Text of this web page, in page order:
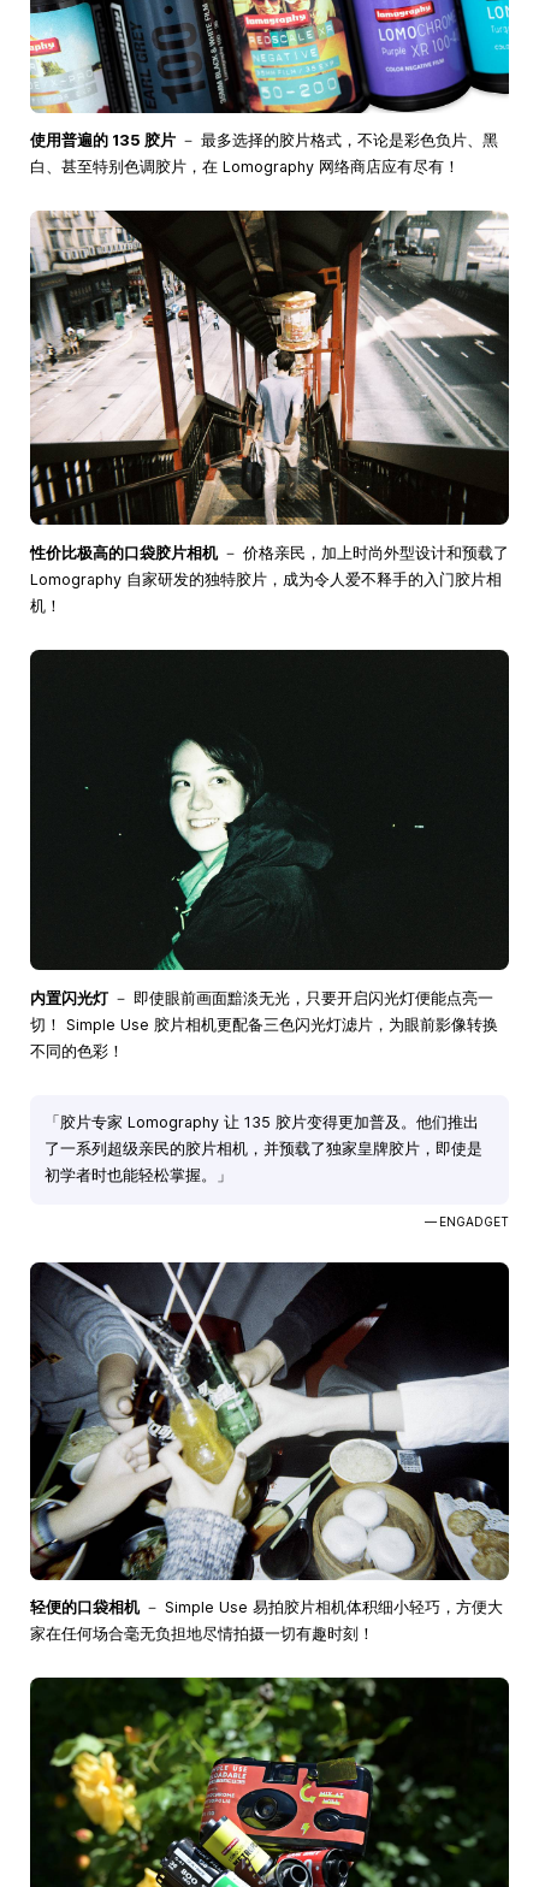
使用普遍的 135 胶片 － 最多选择的胶片格式，不论是彩色负片、黑
白、甚至特别色调胶片，在 Lomography 网络商店应有尽有！
性价比极高的口袋胶片相机－ 价格亲民，加上时尚外型设计和预载了
Lomography 自家研发的独特胶片，成为令人爱不释手的入门胶片相
机！
内置闪光灯 － 即使眼前画面黯淡无光，只要开启闪光灯便能点亮一
切！ Simple Use 胶片相机更配备三色闪光灯滤片，为眼前影像转换
不同的色彩！
「胶片专家 Lomography 让 135 胶片变得更加普及。他们推出
了一系列超级亲民的胶片相机，并预载了独家皇牌胶片，即使是
初学者时也能轻松掌握。」
— ENGADGET
轻便的口袋相机－ Simple Use 易拍胶片相机体积细小轻巧，方便大
家在任何场合毫无负担地尽情拍摄一切有趣时刻！